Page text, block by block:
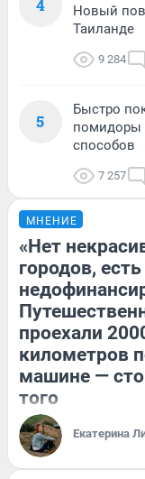
4
Новый
Таиланде
9 284
5
Быстро
помидоры
способов
7 257
МНЕНИЕ
«Нет
городов, есть
проехали
километров
машине —
того
Екатерина